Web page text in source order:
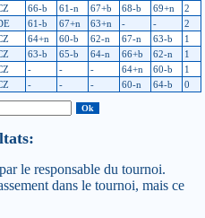
66-b 61-n 67+b 68-b 69+n
2
61-b 67+n 63+n - -
2
64+n 60-b 62-n 67-n 63-b
1
63-b 65-b 64-n 66+b 62-n
1
- - - 64+n 60-b
1
- - - 60-n 64-b 0
le responsable du tournoi.
dans le tournoi, mais ce